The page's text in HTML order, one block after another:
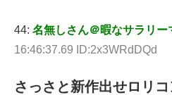
44: 名無しさん＠暇なサラリー
16:46:37.69 ID:2x3WRdDQd
さっさと新作出せロリコ